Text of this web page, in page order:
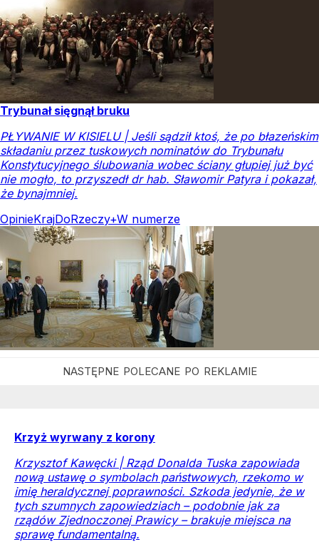
Trybunał sięgnął bruku
PŁYWANIE W KISIELU | Jeśli sądził ktoś, że po błazeńskim
składaniu przez tuskowych nominatów do Trybunału
Konstytucyjnego ślubowania wobec ściany głupiej już być
nie mogło, to przyszedł dr hab. Sławomir Patyra i pokazał,
że bynajmniej.
OpinieKrajDoRzeczy+W numerze
Krzyż wyrwany z korony
Krzysztof Kawęcki | Rząd Donalda Tuska zapowiada
nową ustawę o symbolach państwowych, rzekomo w
imię heraldycznej poprawności. Szkoda jedynie, że w
tych szumnych zapowiedziach – podobnie jak za
rządów Zjednoczonej Prawicy – brakuje miejsca na
sprawę fundamentalną.